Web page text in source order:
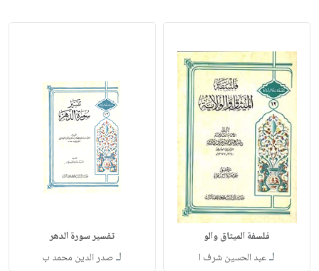
فلسفة الميثاق والو
لـعبد الحسين شرف ا
تفسير سورة الدهر
لـ صدر الدين محمد ب